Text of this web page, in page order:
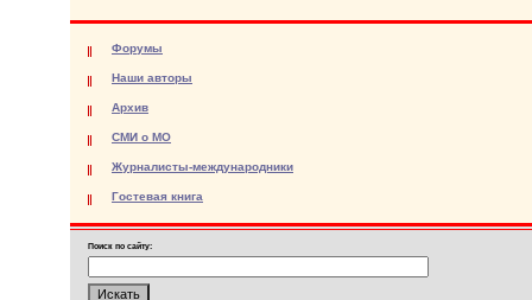
Форумы
Наши авторы
Архив
СМИ о МО
Журналисты-международники
Гостевая книга
Поиск по сайту: